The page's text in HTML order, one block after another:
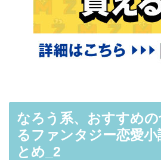
なろう系、おすすめ
るファンタジー恋愛小
とめ_2